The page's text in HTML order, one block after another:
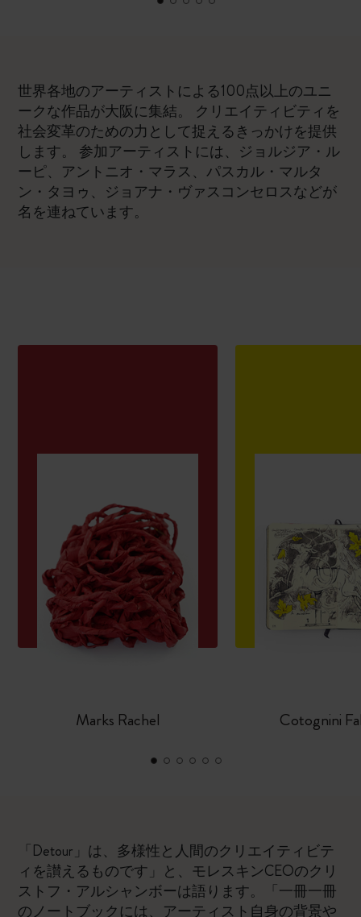
世界各地のアーティストによる100点以上のユニ
ークな作品が大阪に集結。 クリエイティビティを
社会変革のための力として捉えるきっかけを提供
します。 参加アーティストには、ジョルジア・ル
ーピ、アントニオ・マラス、パスカル・マルタ
ン・タヨゥ、ジョアナ・ヴァスコンセロスなどが
名を連ねています。
Marks Rachel Cotognini
「Detour」は、多様性と人間のクリエイティビテ
ィを讃えるものです」と、モレスキンCEOのクリ
ストフ・アルシャンボーは語ります。「一冊一冊
のノートブックには、アーティスト自身の背景や